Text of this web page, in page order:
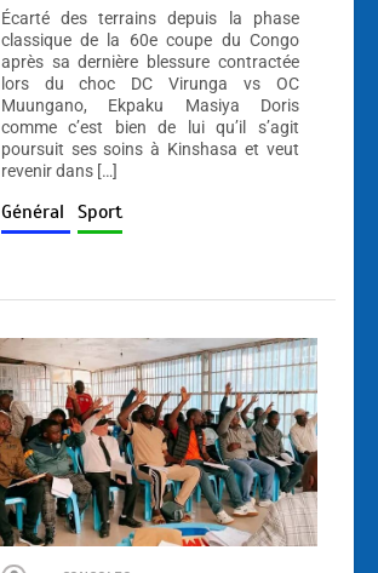
Écarté des terrains depuis la phase
classique de la 60e coupe du Congo
après sa dernière blessure contractée
lors du choc DC Virunga vs OC
Muungano, Ekpaku Masiya Doris
comme c’est bien de lui qu’il s’agit
poursuit ses soins à Kinshasa et veut
revenir dans […]
Général Sport